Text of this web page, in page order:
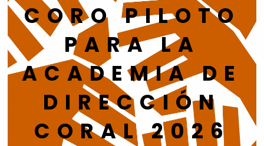
CORO PILOTO
PARA LA
ACADEMIA DE
DIRECCIÓN
CORAL 2026